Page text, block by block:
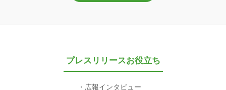
プレスリリースお役立ち
広報インタビュー